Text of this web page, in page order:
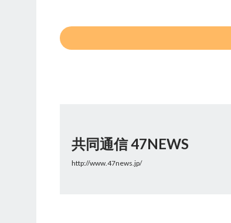
共同通信 47NEWS
http://www.47news.jp/